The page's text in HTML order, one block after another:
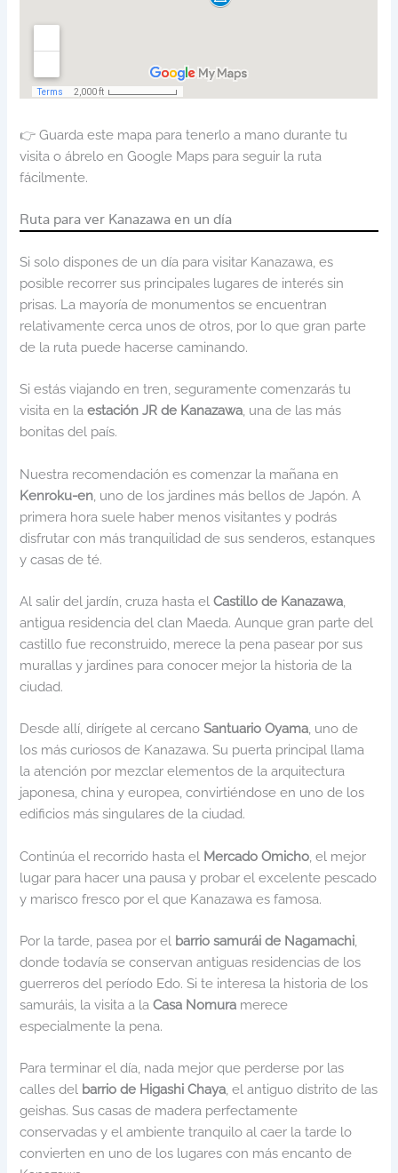
👉 Guarda este mapa para tenerlo a mano durante tu
visita o ábrelo en Google Maps para seguir la ruta
fácilmente.
Ruta para ver Kanazawa en un día
Si solo dispones de un día para visitar Kanazawa, es
posible recorrer sus principales lugares de interés sin
prisas. La mayoría de monumentos se encuentran
relativamente cerca unos de otros, por lo que gran parte
de la ruta puede hacerse caminando.
Si estás viajando en tren, seguramente comenzarás tu
visita en laestación JR de Kanazawa , una de las más
bonitas del país.
Nuestra recomendación es comenzar la mañana en
Kenroku-en , uno de los jardines más bellos de Japón. A
primera hora suele haber menos visitantes y podrás
disfrutar con más tranquilidad de sus senderos, estanques
y casas de té.
Al salir del jardín, cruza hasta elCastillo de Kanazawa
antigua residencia del clan Maeda. Aunque gran parte del
castillo fue reconstruido, merece la pena pasear por sus
murallas y jardines para conocer mejor la historia de la
ciudad.
Desde allí, dirígete al cercanoSantuario Oyama , uno de
los más curiosos de Kanazawa. Su puerta principal llama
la atención por mezclar elementos de la arquitectura
japonesa, china y europea, convirtiéndose en uno de los
edificios más singulares de la ciudad.
Continúa el recorrido hasta el Mercado Omicho , el mejor
lugar para hacer una pausa y probar el excelente pescado
y marisco fresco por el que Kanazawa es famosa.
Por la tarde, pasea por el barrio samurái de Nagamachi
donde todavía se conservan antiguas residencias de los
guerreros del período Edo. Si te interesa la historia de los
samuráis, la visita a laCasa Nomura merece
especialmente la pena.
Para terminar el día, nada mejor que perderse por las
calles del barrio de Higashi Chaya , el antiguo distrito de las
geishas. Sus casas de madera perfectamente
conservadas y el ambiente tranquilo al caer la tarde lo
convierten en uno de los lugares con más encanto de